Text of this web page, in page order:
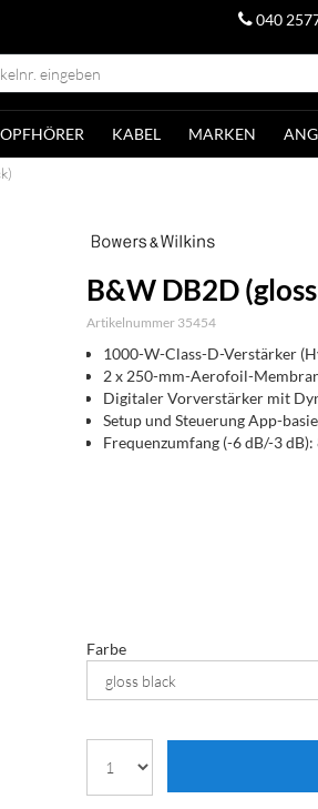
040
KABEL MARKEN
B&W DB2D
Artikelnummer 35454
1000-W-Class-D-Verstärker
2 x 250-mm-Aerofoil-
Digitaler Vorverstärker mit
Setup und Steuerung App-
Frequenzumfang (-6 dB/-3
Farbe